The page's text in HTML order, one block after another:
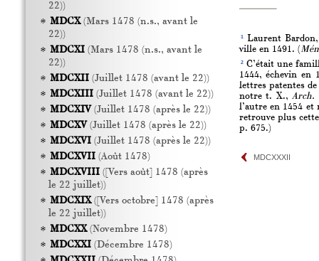
1Laurent Bardon,
ville en 1491. (
2C’était une
1444, échevin en
lettres patentes
notre t. X.,Arch.
l’autre en 1454 et
retrouve plus
p. 675.)
MDCXXXII
22))
MDCX(Mars 1478 (n.s., avant le
22))
MDCXI(Mars 1478 (n.s., avant le
22))
MDCXII(Juillet 1478 (avant le 22))
MDCXIII(Juillet 1478 (avant le 22))
MDCXIV(Juillet 1478 (après le 22))
MDCXV(Juillet 1478 (après le 22))
MDCXVI(Juillet 1478 (après le 22))
MDCXVII(Août 1478)
MDCXVIII([Vers août] 1478 (après
le 22 juillet))
MDCXIX([Vers octobre] 1478 (après
le 22 juillet))
MDCXX(Novembre 1478)
MDCXXI(Décembre 1478)